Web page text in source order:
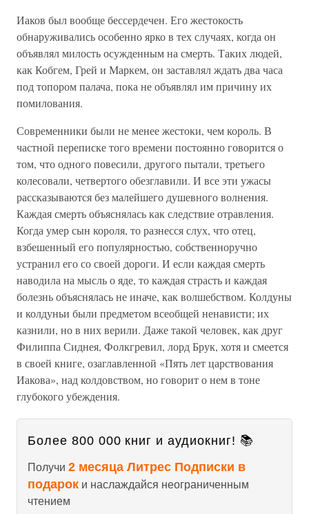
Иаков был вообще бессердечен. Его жестокость
обнаруживались особенно ярко в тех случаях, когда он
объявлял милость осужденным на смерть. Таких людей,
как Кобгем, Грей и Маркем, он заставлял ждать два часа
под топором палача, пока не объявлял им причину их
помилования.
Современники были не менее жестоки, чем король. В
частной переписке того времени постоянно говорится о
том, что одного повесили, другого пытали, третьего
колесовали, четвертого обезглавили. И все эти ужасы
рассказываются без малейшего душевного волнения.
Каждая смерть объяснялась как следствие отравления.
Когда умер сын короля, то разнесся слух, что отец,
взбешенный его популярностью, собственноручно
устранил его со своей дороги. И если каждая смерть
наводила на мысль о яде, то каждая страсть и каждая
болезнь объяснялась не иначе, как волшебством. Колдуны
и колдуньи были предметом всеобщей ненависти; их
казнили, но в них верили. Даже такой человек, как друг
Филиппа Сиднея, Фолкгревил, лорд Брук, хотя и смеется
в своей книге, озаглавленной «Пять лет царствования
Иакова», над колдовством, но говорит о нем в тоне
глубокого убеждения.
Более 800 000 книг и аудиокниг! 📚
Получи 2 месяца Литрес Подписки в
подарок и наслаждайся неограниченным
чтением